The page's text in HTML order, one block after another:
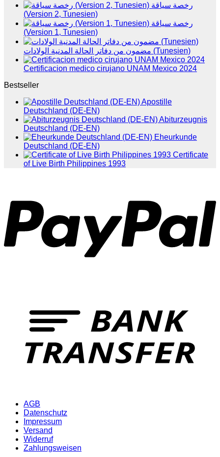
رخصة سياقة
(Version 2, Tunesien)
رخصة سياقة
(Version 1, Tunesien)
مضمون من دفاتر الحالة المدنية الولادات (Tunesien)
Certificacion medico cirujano UNAM Mexico 2024
Bestseller
Apostille
Deutschland (DE-EN)
Abiturzeugnis
Deutschland (DE-EN)
Eheurkunde
Deutschland (DE-EN)
Certificate
of Live Birth Philippines 1993
AGB
Datenschutz
Impressum
Versand
Widerruf
Zahlungsweisen